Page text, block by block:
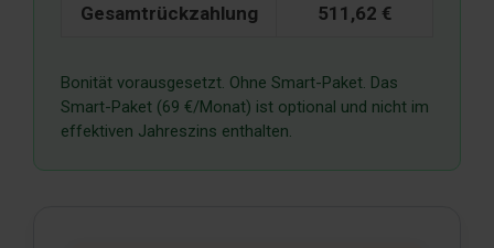
Gesamtrückzahlung 511,62 €
Bonität vorausgesetzt. Ohne Smart-Paket. Das
Smart-Paket (69 €/Monat) ist optional und nicht im
effektiven Jahreszins enthalten.